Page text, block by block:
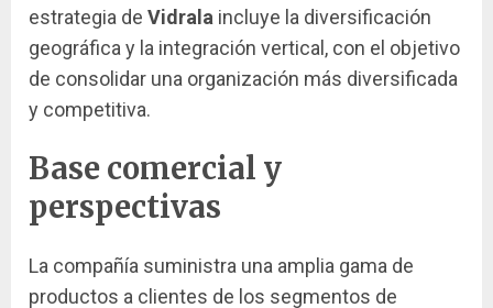
estrategia de Vidrala incluye la diversificación
geográfica y la integración vertical, con el objetivo
de consolidar una organización más diversificada
y competitiva.
Base comercial y
perspectivas
La compañía suministra una amplia gama de
productos a clientes de los segmentos de